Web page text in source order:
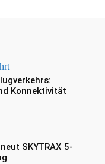
Konnektivität
SKYTRAX 5-